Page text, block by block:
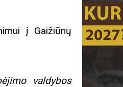
į Gaižiūnų
valdybos